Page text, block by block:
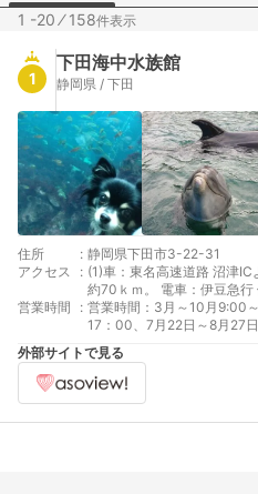
1 -20 ⁄158件表示
1
下田海中水族館
静岡県 / 下田
住所 : 静岡県下田市3-22-31
アクセス
: (1)車：東名高速道路 沼津
約70ｋｍ。 電車：伊豆急行
き路線バスで約7分、終点
営業時間 : 営業時間：3月～10月9:00
17：00、7月22日～8月27
2月29日は9：30～16：30
を変更する場合がございます
外部サイトで見る